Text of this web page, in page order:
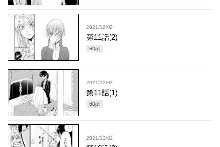
2021/12/02
第11話(2)
60pt
2021/12/02
第11話(1)
60pt
2021/12/02